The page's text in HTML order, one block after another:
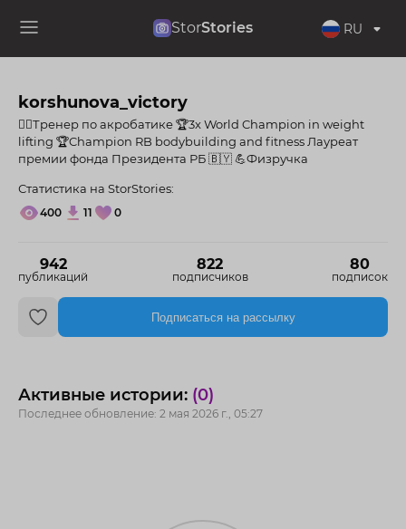
StorStories RU
korshunova_victory
942
публикаций
822
подписчиков
80
подписок
🤸‍♂️Тренер по акробатике 🏆3x World Champion in weight
lifting 🏆Champion RB bodybuilding and fitness Лауреат
премии фонда Президента РБ 🇧🇾 💪Физручка
Статистика на StorStories:
400 11 0
Подписаться на рассылку
Активные истории: (0)
Последнее обновление: 2 мая 2026 г., 05:27